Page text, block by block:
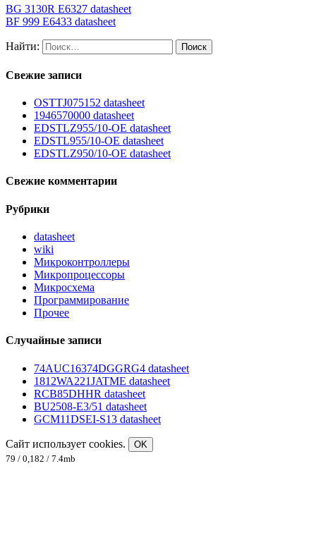
BG 3130R E6327 datasheet
BF 999 E6433 datasheet
Найти:
Свежие записи
OSTTJ075152 datasheet
1946570000 datasheet
EDSTLZ955/10-OE datasheet
EDSTL955/10-OE datasheet
EDSTLZ950/10-OE datasheet
Свежие комментарии
Рубрики
datasheet
wiki
Микроконтроллеры
Микропроцессоры
Микросхема
Программирование
Прочее
Случайные записи
74AUC16374DGGRG4 datasheet
1812WA221JATME datasheet
RCB85DHHR datasheet
BU2508-E3/51 datasheet
GCM11DSEI-S13 datasheet
Сайт использует cookies.
OK
79 / 0,182 / 7.4mb